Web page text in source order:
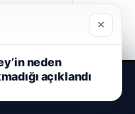
×
neden
açıklandı